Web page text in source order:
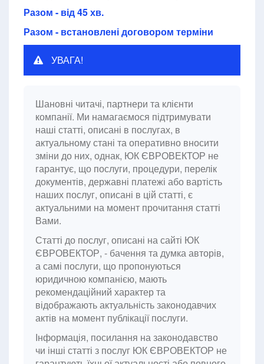
Разом - від 45 хв.
Разом - встановлені договором терміни
УВАГА!
Шановні читачі, партнери та клієнти
компанії. Ми намагаємося підтримувати
наші статті, описані в послугах, в
актуальному стані та оперативно вносити
зміни до них, однак, ЮК ЄВРОВЕКТОР не
гарантує, що послуги, процедури, перелік
документів, державні платежі або вартість
наших послуг, описані в цій статті, є
актуальними на момент прочитання статті
Вами.
Статті до послуг, описані на сайті ЮК
ЄВРОВЕКТОР, - бачення та думка авторів,
а самі послуги, що пропонуються
юридичною компанією, мають
рекомендаційний характер та
відображають актуальність законодавчих
актів на момент публікації послуги.
Інформація, посилання на законодавство
чи інші статті з послуг ЮК ЄВРОВЕКТОР не